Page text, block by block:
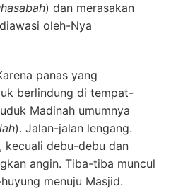
) dan merasakan
oleh-Nya
panas yang
berlindung di tempat-
Madinah umumnya
). Jalan-jalan lengang.
kecuali debu-debu dan
angin. Tiba-tiba muncul
menuju Masjid.